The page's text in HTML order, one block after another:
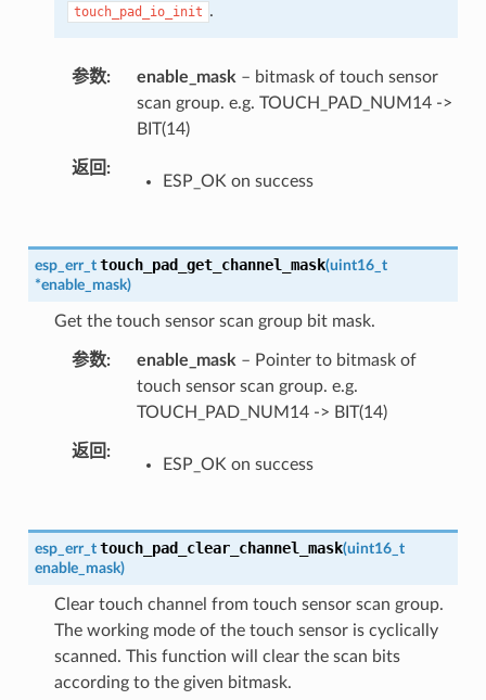
touch_pad_io_init .
参数 enable_mask – bitmask of touch sensor
scan group. e.g. TOUCH_PAD_NUM14 ->
BIT(14)
返回
ESP_OK on success
esp_err_t touch_pad_get_channel_mask(uint16_t
*enable_mask)
Get the touch sensor scan group bit mask.
参数 enable_mask – Pointer to bitmask of
touch sensor scan group. e.g.
TOUCH_PAD_NUM14 -> BIT(14)
返回
ESP_OK on success
esp_err_t touch_pad_clear_channel_mask(uint16_t
enable_mask)
Clear touch channel from touch sensor scan group.
The working mode of the touch sensor is cyclically
scanned. This function will clear the scan bits
according to the given bitmask.